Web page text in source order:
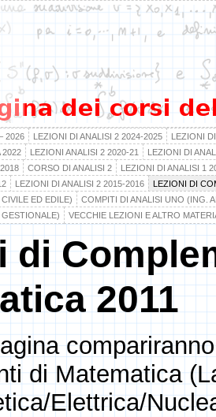
2026 LEZIONI DI ANALISI 2 2024-2025
LEZIONI
2022
LEZIONI ANALISI 2 2020-21
LEZIONI DI
CORSO DI ANALISI 2
LEZIONI DI ANALISI 1
LEZIONI DI ANALISI 2 2015-2016
LEZIONI DI
ED EDILE)
COMPITI DI ANALISI UNO (ING.
VECCHIE LEZIONI E ALTRO
di
2011
di Matematica
Elettrica/